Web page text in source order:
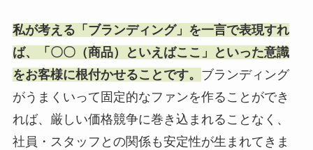
私が考える「ブランディング」を一言で表現すれ
ば、「〇〇（商品）といえばここ」といった意識
をお客様に根付かせることです。 ブランディング
がうまくいって固定的なファンを作ることができ
れば、厳しい価格競争に巻き込まれることなく、
社員・スタッフとの関係も安定性が生まれてきま